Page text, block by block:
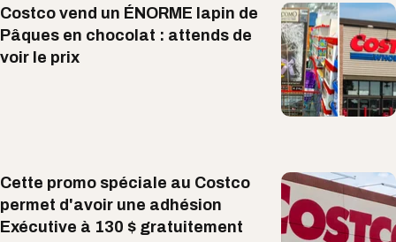
Costco vend un ÉNORME lapin de
Pâques en chocolat : attends de
voir le prix
Cette promo spéciale au Costco
permet d'avoir une adhésion
Exécutive à 130 $ gratuitement